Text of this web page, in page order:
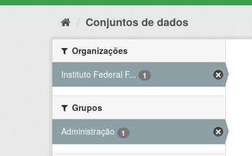
Conjuntos de dados
Organizações
Instituto Federal F...
1
Grupos
Administração
1